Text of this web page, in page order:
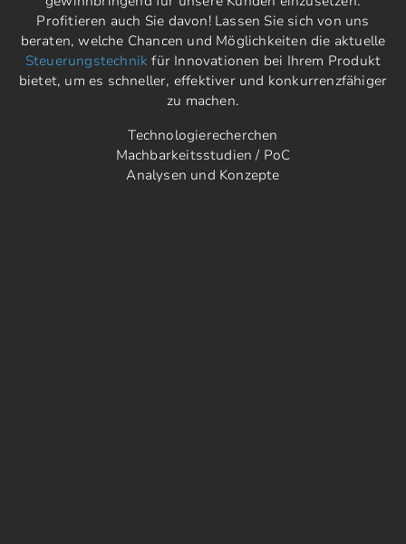
Profitieren auch Sie davon! Lassen Sie sich von uns
beraten, welche Chancen und Möglichkeiten die aktuelle
Steuerungstechnik für Innovationen bei Ihrem Produkt
bietet, um es schneller, effektiver und konkurrenzfähiger
zu machen.
Technologierecherchen
Machbarkeitsstudien / PoC
Analysen und Konzepte